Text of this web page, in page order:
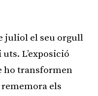
juliol el seu orgull
L’exposició
ho transformen
rememora els